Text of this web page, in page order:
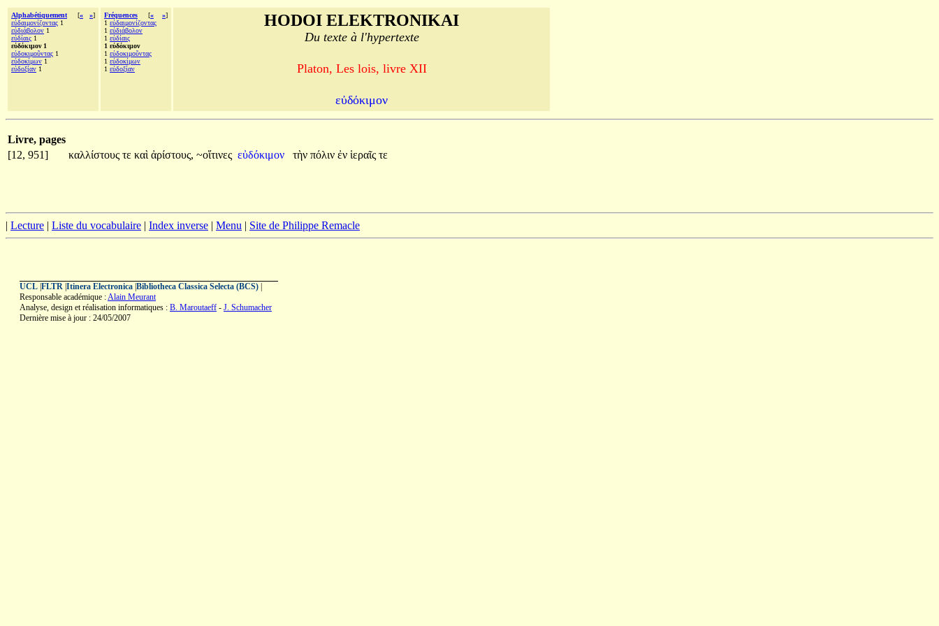
Alphabétiquement [« »]
εὐδαιμονίζοντας 1
εὐδιάβολον 1
εὐδίαις 1
εὐδόκιμον 1
εὐδοκιμοῦντας 1
εὐδοκίμων 1
εὐδοξίαν 1
Fréquences [« »]
1 εὐδαιμονίζοντας
1 εὐδιάβολον
1 εὐδίαις
1 εὐδόκιμον
1 εὐδοκιμοῦντας
1 εὐδοκίμων
1 εὐδοξίαν
HODOI ELEKTRONIKAI
Du texte à l'hypertexte
Platon, Les lois, livre XII
εὐδόκιμον
Livre, pages
[12, 951]
καλλίστους τε καὶ ἀρίστους, ~οἵτινες εὐδόκιμον τὴν πόλιν ἐν ἱεραῖς τε
| Lecture | Liste du vocabulaire | Index inverse | Menu | Site de Philippe Remacle
UCL FLTR Itinera Electronica Bibliotheca Classica Selecta (BCS)
Responsable académique :Alain Meurant
Analyse, design et réalisation informatiques : B. Maroutaeff - J. Schumacher
Dernière mise à jour : 24/05/2007